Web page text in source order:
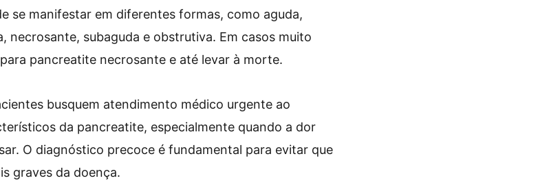
se manifestar em diferentes formas, como aguda,
necrosante, subaguda e obstrutiva. Em casos muito
pancreatite necrosante e até levar à morte.
busquem atendimento médico urgente ao
da pancreatite, especialmente quando a dor
O diagnóstico precoce é fundamental para evitar que
graves da doença.